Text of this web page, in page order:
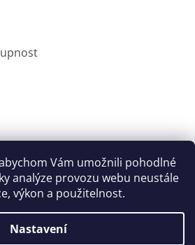
Vám umožnili pohodlné
analýze provozu webu neustále
výkon a použitelnost.
Nastavení
Vytvořil Shoptet